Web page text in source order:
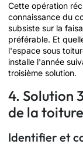
Cette opération
connaissance du
subsiste sur la
préférable. Et
l'espace sous
installe l'année
troisième solution.
4. Solution
de la toiture
Identifier et